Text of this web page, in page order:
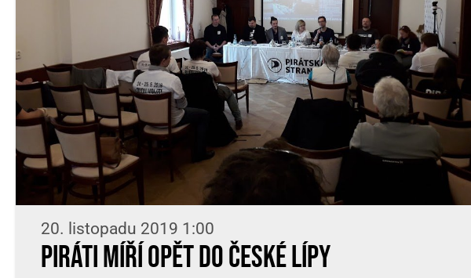
20. listopadu 2019 1:00
Piráti míří opět do České Lípy